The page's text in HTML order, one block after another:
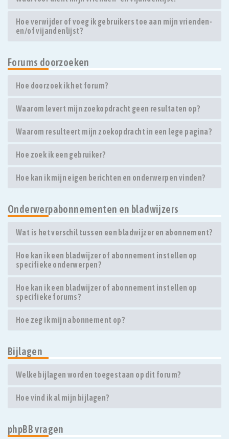
Hoe verwijder of voeg ik gebruikers toe aan mijn vrienden-
en/of vijandenlijst?
Forums doorzoeken
Hoe doorzoek ik het forum?
Waarom levert mijn zoekopdracht geen resultaten op?
Waarom resulteert mijn zoekopdracht in een lege pagina?
Hoe zoek ik een gebruiker?
Hoe kan ik mijn eigen berichten en onderwerpen vinden?
Onderwerpabonnementen en bladwijzers
Wat is het verschil tussen een bladwijzer en abonnement?
Hoe kan ik een bladwijzer of abonnement instellen op
specifieke onderwerpen?
Hoe kan ik een bladwijzer of abonnement instellen op
specifieke forums?
Hoe zeg ik mijn abonnement op?
Bijlagen
Welke bijlagen worden toegestaan op dit forum?
Hoe vind ik al mijn bijlagen?
phpBB vragen